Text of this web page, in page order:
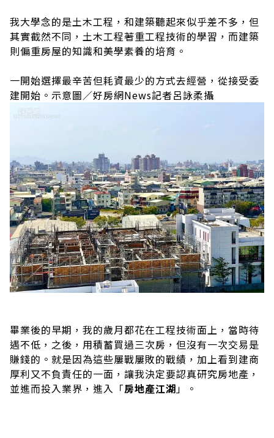
我大學念的是土木工程，和建築聽起來似乎差不多，但
其實截然不同，土木工程著重工程技術的學習，而建築
則偏重房屋的知識和美學素養的培育。
一開始選擇最辛苦但耗資最少的方式去經營，從接受委
建開始。示意圖／好房網News記者呂詠柔攝
畢業後的早期，我的歲月都花在工程技術面上，當時待
遇不低，之後，用積蓄買過三次房，但沒有一次交易是
賺錢的。就是因為這些屢戰屢敗的戰績，加上看到建商
厚利又不負責任的一面，讓我決定要認真研究房地產，
並進而投入業界，進入「房地產江湖」。